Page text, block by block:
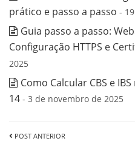
prático e passo a passo -
Guia passo a passo:
Configuração HTTPS e
2025
Como Calcular CBS e
14 - 3 de novembro de 2025
POST ANTERIOR